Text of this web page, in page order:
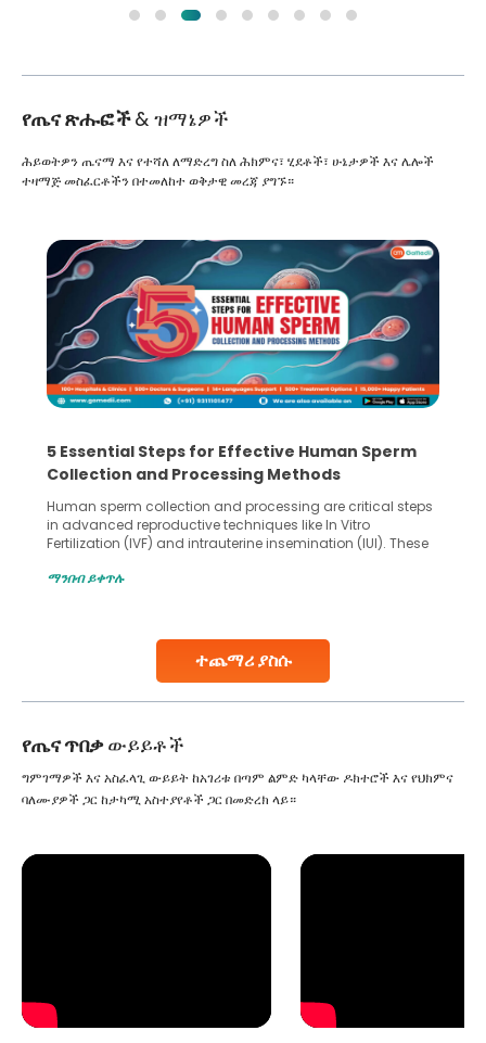
የጤና ጽሑፎች& ዝማኔዎች
ተጨማሪ ያስሱ
ሕይወትዎን ጤናማ እና የተሻለ ለማድረግ ስለ ሕክምና፣ ሂደቶች፣ ሁኔታዎች እና ሌሎች
ተዛማጅ መስፈርቶችን በተመለከተ ወቅታዊ መረጃ ያግኙ።
5 Essential Steps for Effective Human Sperm
Collection and Processing Methods
Human sperm collection and processing are critical steps
in advanced reproductive techniques like In Vitro
Fertilization (IVF) and intrauterine insemination (IUI). These
challenges and help couples achieve their dream of
collected, they process the
ማንበብ ይቀጥሉ
የጤና ጥበቃውይይቶች
ግምገማዎች እና አስፈላጊ ውይይት ከአገሪቱ በጣም ልምድ ካላቸው ዶክተሮች እና የህክምና
ባለሙያዎች ጋር ከታካሚ አስተያየቶች ጋር በመድረክ ላይ።